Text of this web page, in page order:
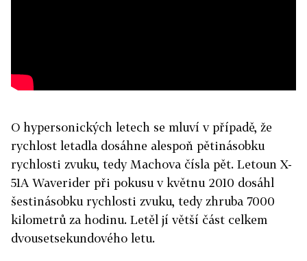
O hypersonických letech se mluví v případě, že
rychlost letadla dosáhne alespoň pětinásobku
rychlosti zvuku, tedy Machova čísla pět. Letoun X-
51A Waverider při pokusu v květnu 2010 dosáhl
šestinásobku rychlosti zvuku, tedy zhruba 7000
kilometrů za hodinu. Letěl jí větší část celkem
dvousetsekundového letu.